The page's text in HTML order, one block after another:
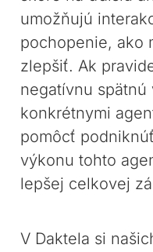
umožňujú
pochopenie, ako
zlepšiť. Ak
negatívnu
konkrétnymi
pomôcť
výkonu tohto
lepšej celkovej
V Daktela si